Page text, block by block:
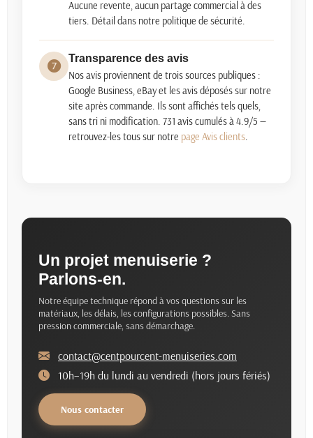
Aucune revente, aucun partage commercial à des
tiers. Détail dans notre politique de sécurité.
Transparence des avis
Nos avis proviennent de trois sources publiques :
Google Business, eBay et les avis déposés sur notre
site après commande. Ils sont affichés tels quels,
sans tri ni modification. 731 avis cumulés à4.9/5 —
retrouvez-les tous sur notre page Avis clients.
Un projet menuiserie ?
Parlons-en.
Notre équipe technique répond à vos questions sur les
matériaux, les délais, les configurations possibles. Sans
pression commerciale, sans démarchage.
contact@centpourcent-menuiseries.com
10h–19h du lundi au vendredi (hors jours fériés)
Nous contacter